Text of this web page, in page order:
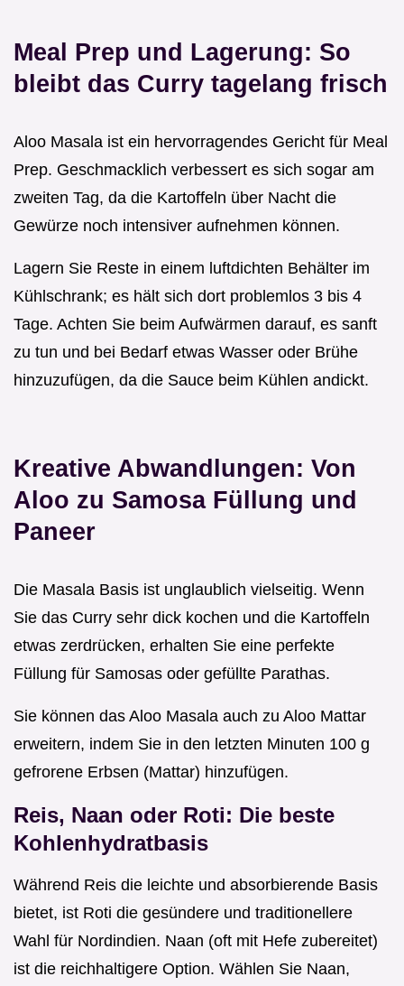
Meal Prep und Lagerung: So
bleibt das Curry tagelang frisch
Aloo Masala ist ein hervorragendes Gericht für Meal
Prep. Geschmacklich verbessert es sich sogar am
zweiten Tag, da die Kartoffeln über Nacht die
Gewürze noch intensiver aufnehmen können.
Lagern Sie Reste in einem luftdichten Behälter im
Kühlschrank; es hält sich dort problemlos 3 bis 4
Tage. Achten Sie beim Aufwärmen darauf, es sanft
zu tun und bei Bedarf etwas Wasser oder Brühe
hinzuzufügen, da die Sauce beim Kühlen andickt.
Kreative Abwandlungen: Von
Aloo zu Samosa Füllung und
Paneer
Die Masala Basis ist unglaublich vielseitig. Wenn
Sie das Curry sehr dick kochen und die Kartoffeln
etwas zerdrücken, erhalten Sie eine perfekte
Füllung für Samosas oder gefüllte Parathas.
Sie können das Aloo Masala auch zu Aloo Mattar
erweitern, indem Sie in den letzten Minuten 100 g
gefrorene Erbsen (Mattar) hinzufügen.
Reis, Naan oder Roti: Die beste
Kohlenhydratbasis
Während Reis die leichte und absorbierende Basis
bietet, ist Roti die gesündere und traditionellere
Wahl für Nordindien. Naan (oft mit Hefe zubereitet)
ist die reichhaltigere Option. Wählen Sie Naan,